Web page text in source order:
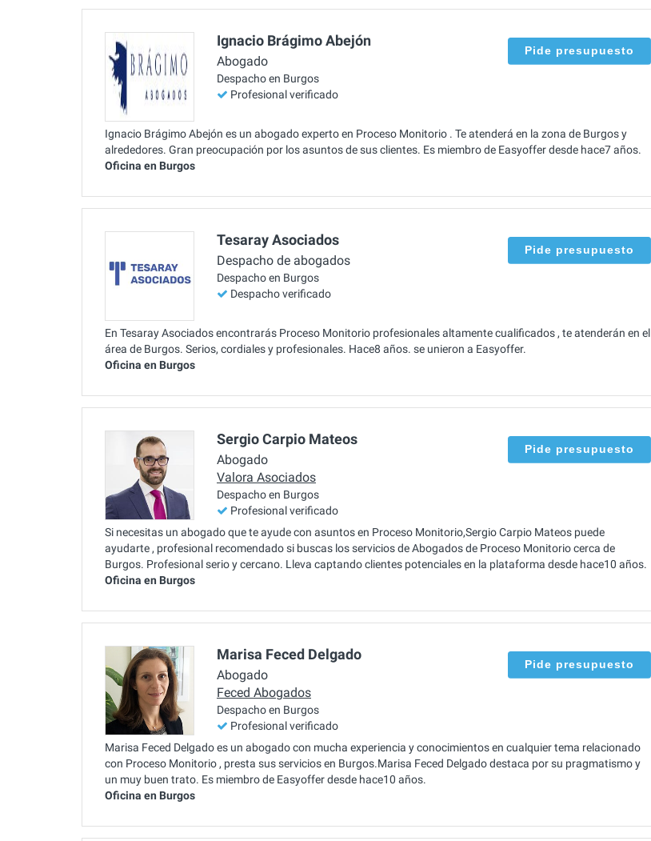
Ignacio Brágimo Abejón
Abogado
Despacho en Burgos
Profesional verificado
Pide presupuesto
Ignacio Brágimo Abejón es un abogado experto en Proceso Monitorio . Te atenderá en la zona de Burgos y
alrededores. Gran preocupación por los asuntos de sus clientes. Es miembro de Easyoffer desde hace7 años.
Oficina en Burgos
Tesaray Asociados
Despacho de abogados
Despacho en Burgos
Despacho verificado
Pide presupuesto
En Tesaray Asociados encontrarás Proceso Monitorio profesionales altamente cualificados , te atenderán en el
área de Burgos. Serios, cordiales y profesionales. Hace8 años. se unieron a Easyoffer.
Oficina en Burgos
Sergio Carpio Mateos
Abogado
Valora Asociados
Despacho en Burgos
Profesional verificado
Pide presupuesto
Si necesitas un abogado que te ayude con asuntos en Proceso Monitorio,Sergio Carpio Mateos puede
ayudarte , profesional recomendado si buscas los servicios de Abogados de Proceso Monitorio cerca de
Burgos. Profesional serio y cercano. Lleva captando clientes potenciales en la plataforma desde hace10 años.
Oficina en Burgos
Marisa Feced Delgado
Abogado
Feced Abogados
Despacho en Burgos
Profesional verificado
Pide presupuesto
Marisa Feced Delgado es un abogado con mucha experiencia y conocimientos en cualquier tema relacionado
con Proceso Monitorio , presta sus servicios en Burgos.Marisa Feced Delgado destaca por su pragmatismo y
un muy buen trato. Es miembro de Easyoffer desde hace10 años.
Oficina en Burgos